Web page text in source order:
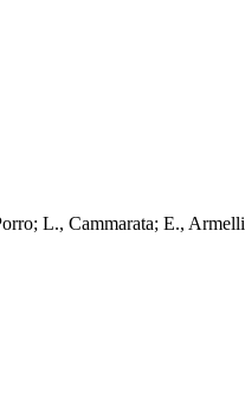
L., Cammarata; E.,